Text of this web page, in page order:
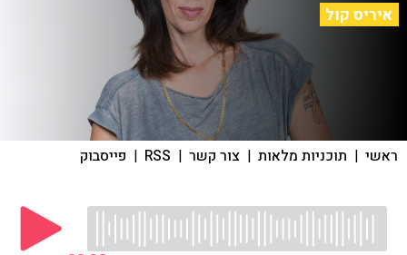
איריס קול
ראשי | תוכניות מלאות | צור קשר |
RSS
| פייסבוק